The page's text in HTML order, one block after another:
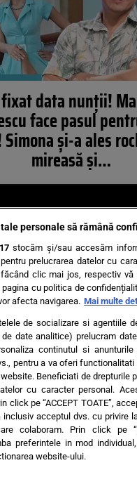
data nunții!
face pasul
și-a ales
mireasă și…
PONT?
Echipa editorială
personale să rămână
stocăm și/sau accesăm
prelucrarea datelor cu
clic mai jos, respectiv
cu politica de
afecta navigarea. Mai multe
de socializare si agentiile
date analitice) prelucram
continutul si
pentru a va oferi
Beneficiati de drepturile
cu caracter personal.
click pe “ACCEPT TOATE”,
inclusiv acceptul dvs. cu privire
colaboram. Prin click pe
preferintele in mod
website-ului.